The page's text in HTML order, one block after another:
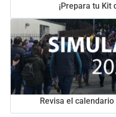
¡Prepara tu Kit
Revisa el